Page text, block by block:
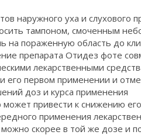
наружного уха и слухового
тампоном, смоченным
на пораженную область до
препарата Отидез фоте
лекарственными
его первом применении и
доз и курса применения
может привести к снижению его
применения
скорее в той же дозе и